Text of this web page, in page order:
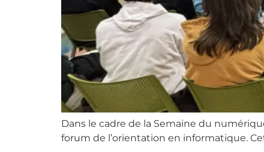
Dans le cadre de la Semaine du
forum de l’orientation en informatique.